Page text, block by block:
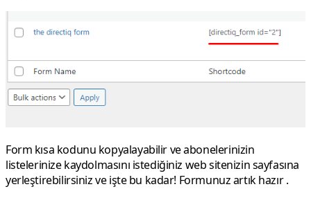
Form kısa kodunu kopyalayabilir ve abonelerinizin
listelerinize kaydolmasını istediğiniz web sitenizin sayfasına
yerleştirebilirsiniz ve işte bu kadar! Formunuz artık hazır .